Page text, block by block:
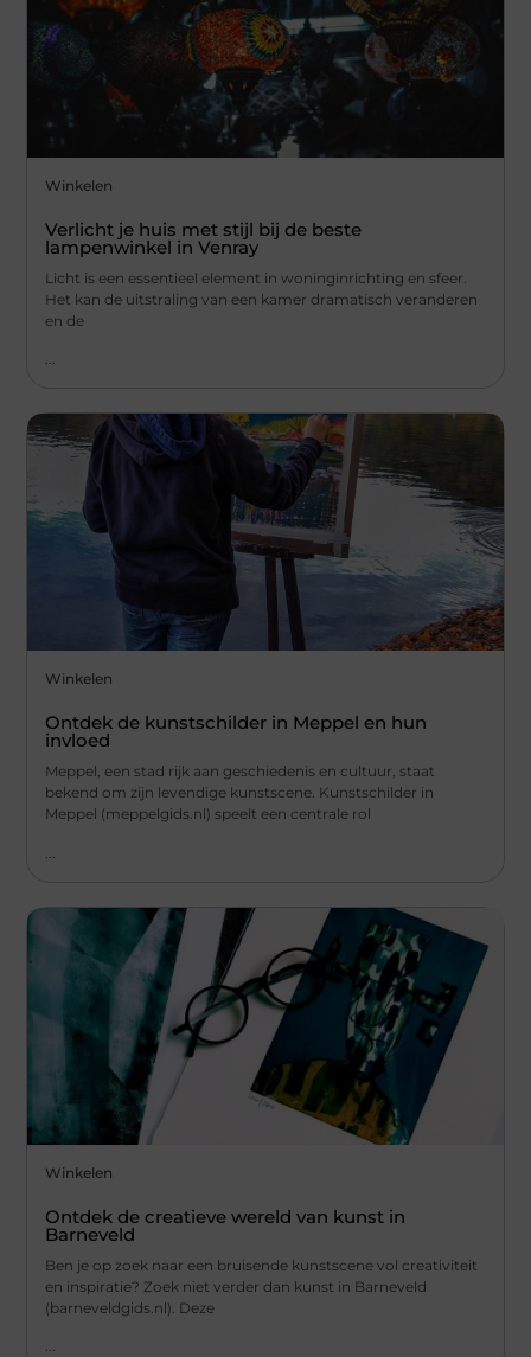
Winkelen
Verlicht je huis met stijl bij de beste
lampenwinkel in Venray
Licht is een essentieel element in woninginrichting en sfeer.
Het kan de uitstraling van een kamer dramatisch veranderen
en de
...
Winkelen
Ontdek de kunstschilder in Meppel en hun
invloed
Meppel, een stad rijk aan geschiedenis en cultuur, staat
bekend om zijn levendige kunstscene. Kunstschilder in
Meppel (meppelgids.nl) speelt een centrale rol
Winkelen
Ontdek de creatieve wereld van kunst in
Barneveld
Ben je op zoek naar een bruisende kunstscene vol creativiteit
en inspiratie? Zoek niet verder dan kunst in Barneveld
(barneveldgids.nl). Deze
...